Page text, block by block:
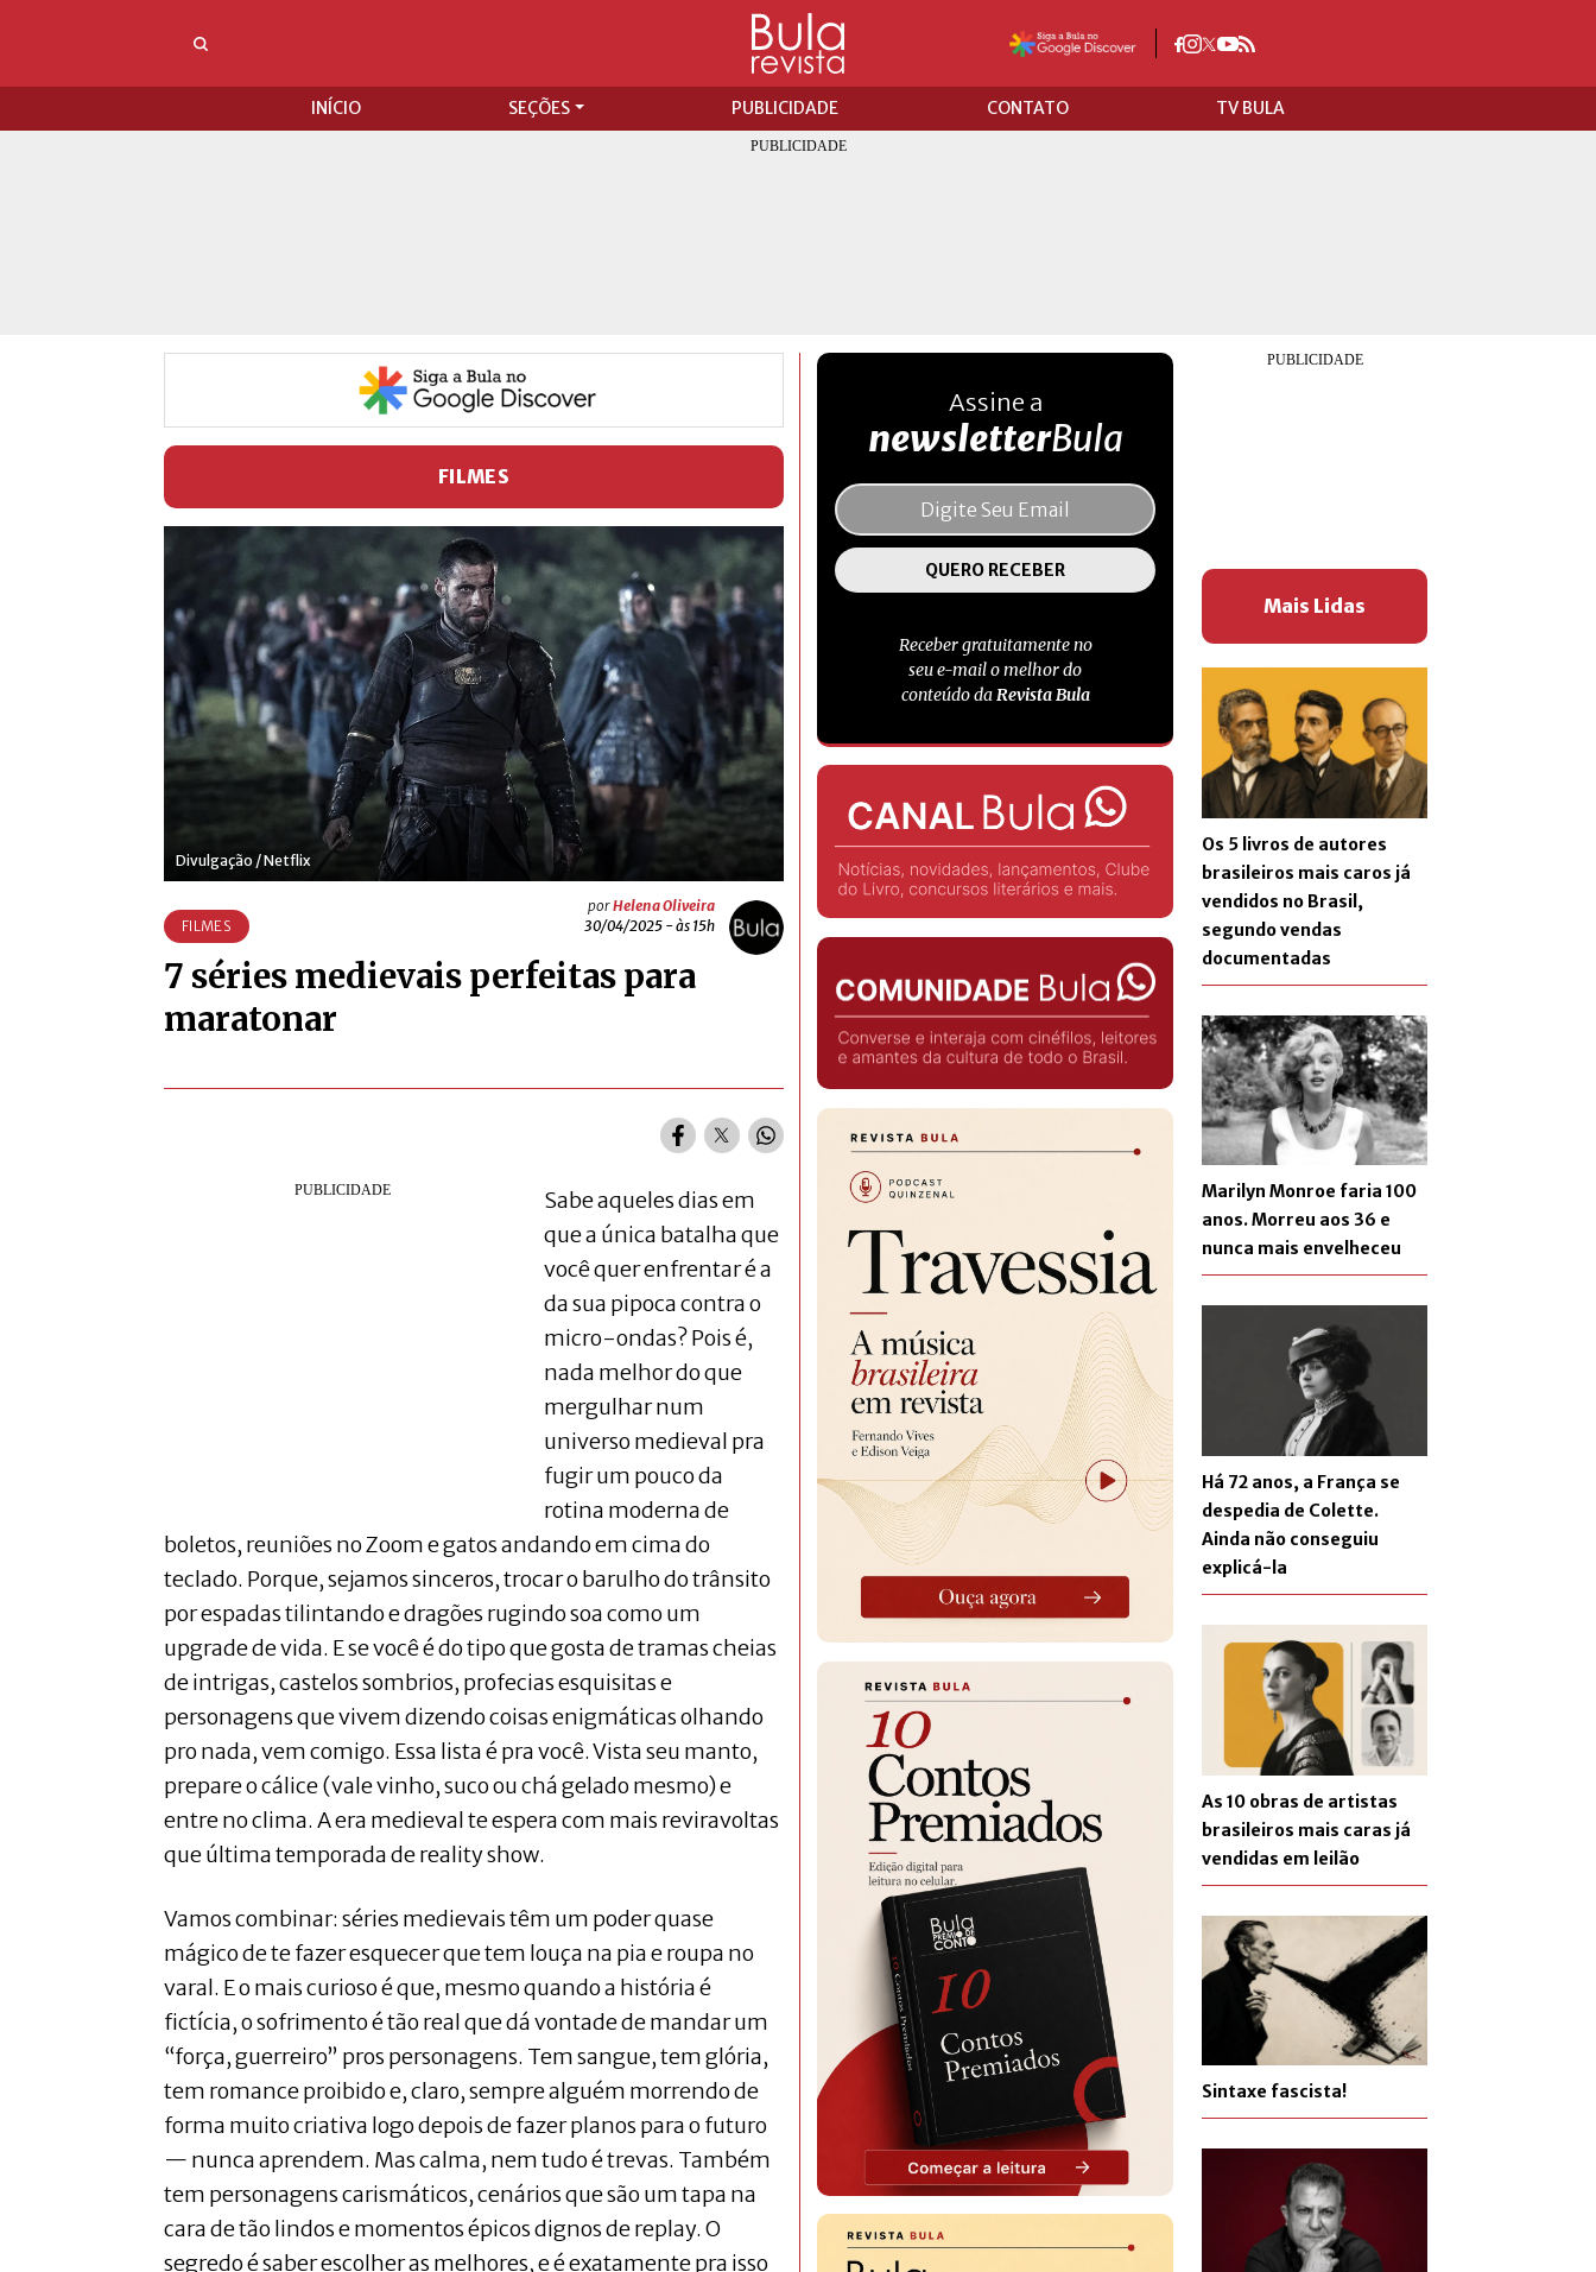
INÍCIO SEÇÕES PUBLICIDADE CONTATO TV BULA
FILMES
Divulgação / Netflix
FILMES
porHelena Oliveira
30/04/2025 - às 15h
7 séries medievais perfeitas para
maratonar
Sabe aqueles dias em
que a única batalha que
você quer enfrentar é a
da sua pipoca contra o
micro-ondas? Pois é,
nada melhor do que
mergulhar num
universo medieval pra
fugir um pouco da
rotina moderna de
boletos, reuniões no Zoom e gatos andando em cima do
teclado. Porque, sejamos sinceros, trocar o barulho do trânsito
por espadas tilintando e dragões rugindo soa como um
upgrade de vida. E se você é do tipo que gosta de tramas cheias
de intrigas, castelos sombrios, profecias esquisitas e
personagens que vivem dizendo coisas enigmáticas olhando
pro nada, vem comigo. Essa lista é pra você. Vista seu manto,
prepare o cálice (vale vinho, suco ou chá gelado mesmo) e
entre no clima. A era medieval te espera com mais reviravoltas
que última temporada de reality show.
Vamos combinar: séries medievais têm um poder quase
mágico de te fazer esquecer que tem louça na pia e roupa no
varal. E o mais curioso é que, mesmo quando a história é
fictícia, o sofrimento é tão real que dá vontade de mandar um
“força, guerreiro” pros personagens. Tem sangue, tem glória,
tem romance proibido e, claro, sempre alguém morrendo de
forma muito criativa logo depois de fazer planos para o futuro
— nunca aprendem. Mas calma, nem tudo é trevas. Também
tem personagens carismáticos, cenários que são um tapa na
cara de tão lindos e momentos épicos dignos de replay. O
segredo é saber escolher as melhores, e é exatamente pra isso
Assine a
newsletterBula
Receber gratuitamente no
seu e-mail o melhor do
conteúdo daRevista Bula
Mais Lidas
Os 5 livros de autores
brasileiros mais caros já
vendidos no Brasil,
segundo vendas
documentadas
Marilyn Monroe faria 100
anos. Morreu aos 36 e
nunca mais envelheceu
Há 72 anos, a França se
despedia de Colette.
Ainda não conseguiu
explicá-la
As 10 obras de artistas
brasileiros mais caras já
vendidas em leilão
Sintaxe fascista!